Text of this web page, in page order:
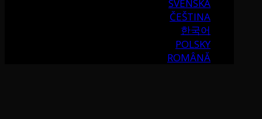
SVENSKA
ČEŠTINA
한국어
POLSKY
ROMÂNĂ